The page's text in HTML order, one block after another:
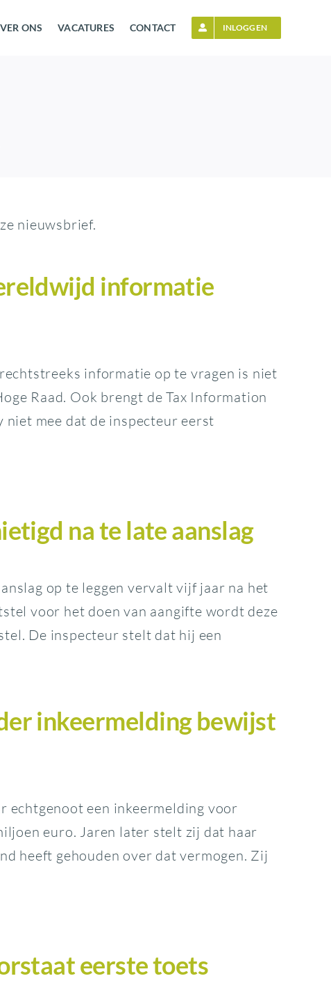
ONS VACATURES CONTACT INLOGGEN
nieuwsbrief.
informatie
informatie op te vragen is niet
Raad. Ook brengt de Tax Information
niet mee dat de inspecteur eerst
na te late aanslag
op te leggen vervalt vijf jaar na het
voor het doen van aangifte wordt deze
De inspecteur stelt dat hij een
inkeermelding bewijst
echtgenoot een inkeermelding voor
euro. Jaren later stelt zij dat haar
heeft gehouden over dat vermogen. Zij
eerste toets